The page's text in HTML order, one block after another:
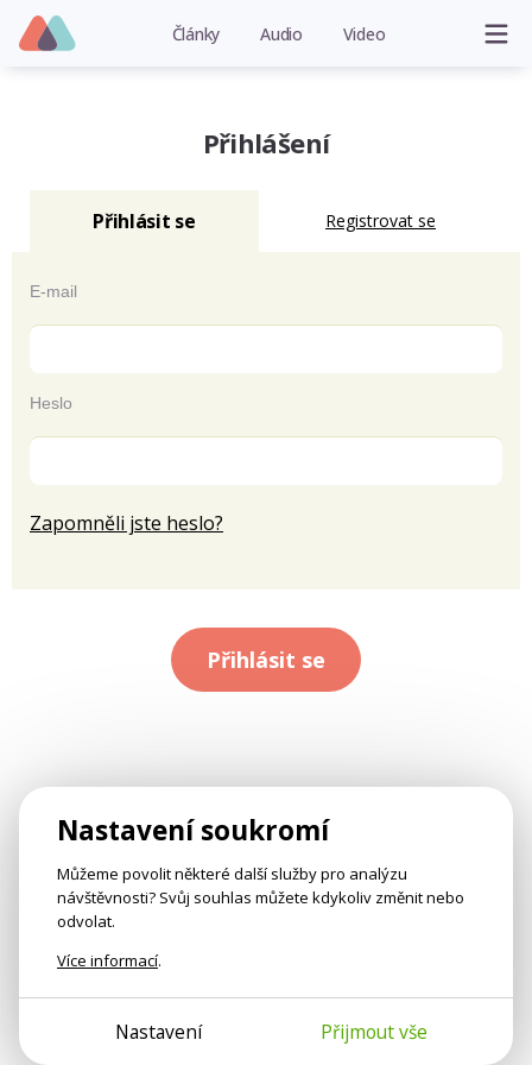
Články Audio Video
Přihlášení
Přihlásit se Registrovat se
E-mail
Heslo
Zapomněli jste heslo?
Přihlásit se
Nastavení soukromí
Můžeme povolit některé další služby pro analýzu
návštěvnosti? Svůj souhlas můžete kdykoliv změnit nebo
odvolat.
Více informací.
Nastavení Přijmout vše